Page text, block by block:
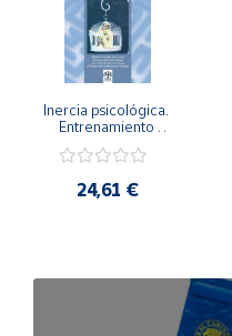
Inercia psicológica.
Entrenamiento
Igualdad de Género.
24,61 €